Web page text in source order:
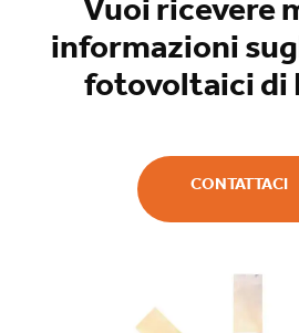
Vuoi ricevere
informazioni
fotovoltaici di
CONTATTACI